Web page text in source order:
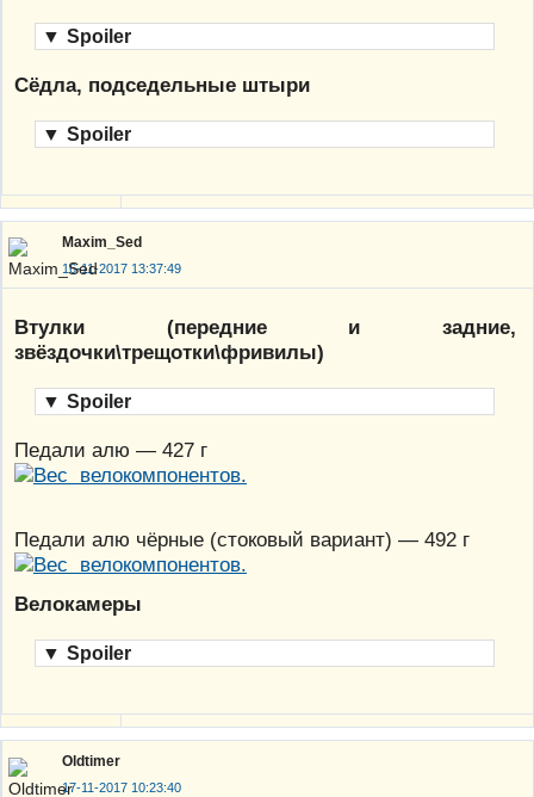
▼ Spoiler
Сёдла, подседельные штыри
▼ Spoiler
Maxim_Sed
16-11-2017 13:37:49
Втулки (передние и задние,
звёздочки\трещотки\фривилы)
▼ Spoiler
Педали алю — 427 г
Педали алю чёрные (стоковый вариант) — 492 г
Велокамеры
▼ Spoiler
Oldtimer
17-11-2017 10:23:40